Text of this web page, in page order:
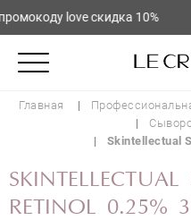
love скидка 10%
Главная
Skintellectual
RETINOL 0.25%